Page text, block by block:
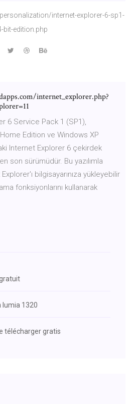
internet-explorer-6-sp1-
bit-edition.php
internet_explorer.php?
6 Service Pack 1 (SP1),
Edition ve Windows XP
Internet Explorer 6 çekirdek
son sürümüdür. Bu yazılımla
bilgisayarınıza yükleyebilir
fonksiyonlarını kullanarak
lumia 1320
télécharger gratis